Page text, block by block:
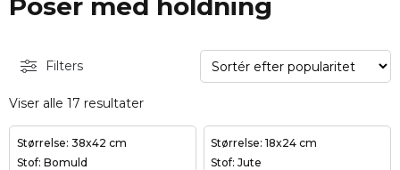
Poser med holdning
Filters
Viser alle 17 resultater
Størrelse: 38x42 cm
Stof: Bomuld
Størrelse: 18x24 cm
Stof: Jute